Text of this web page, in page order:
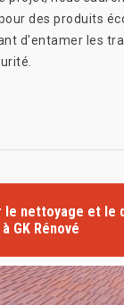
des produits
d'entamer les
le nettoyage et le
GK Rénové